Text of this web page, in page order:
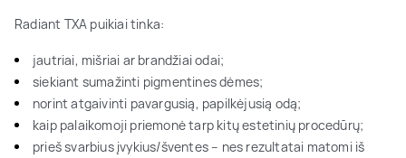
Radiant TXA puikiai tinka:
jautriai, mišriai ar brandžiai odai;
siekiant sumažinti pigmentines dėmes;
norint atgaivinti pavargusią, papilkėjusią odą;
kaip palaikomoji priemonė tarp kitų estetinių procedūrų;
prieš svarbius įvykius/šventes – nes rezultatai matomi iš